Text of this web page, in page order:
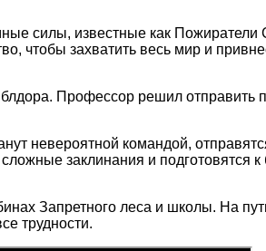
силы, известные как Пожиратели
чтобы захватить весь мир и
Профессор решил отправить
невероятной командой,
заклинания и подготовятся к
Запретного леса и школы. На
трудности.